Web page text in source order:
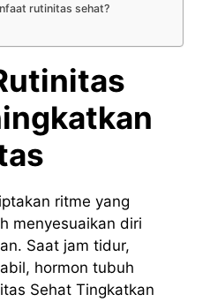
rutinitas sehat?
ritme yang
menyesuaikan diri
Saat jam tidur,
hormon tubuh
Sehat Tingkatkan